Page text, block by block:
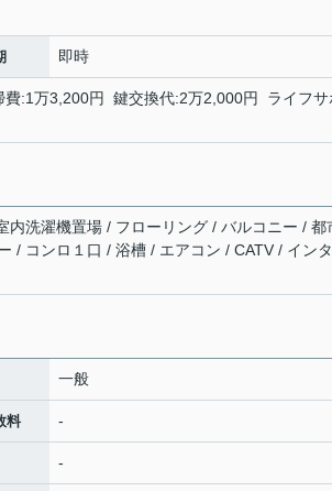
即時
:1万3,200円 鍵交換代:2万2,000円 ライフサ
洗濯機置場 / フローリング / バルコニー / 都
/ コンロ１口 / 浴槽 / エアコン / CATV / イン
一般
料 -
-